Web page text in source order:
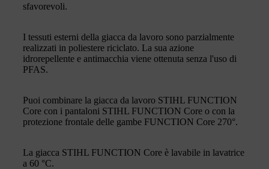
sfavorevoli.
I tessuti esterni della giacca da lavoro sono parzialmente
realizzati in poliestere riciclato. La sua azione
idrorepellente e antimacchia viene ottenuta senza l'uso di
PFAS.
Puoi combinare la giacca da lavoro STIHL FUNCTION
Core con i pantaloni STIHL FUNCTION Core o con la
protezione frontale delle gambe FUNCTION Core 270°.
La giacca STIHL FUNCTION Core è lavabile in lavatrice
a 60 °C.